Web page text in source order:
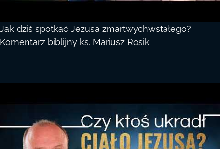
Jak dziś spotkać Jezusa zmartwychwstałego?
Komentarz biblijny ks. Mariusz Rosik